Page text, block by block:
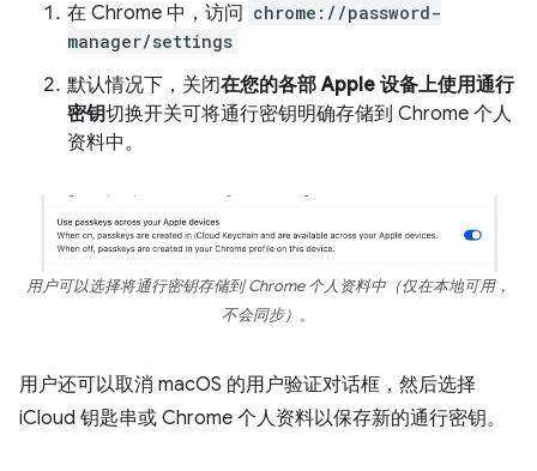
在 Chrome 中，访问 chrome://password-
manager/settings
默认情况下，关闭在您的各部 Apple 设备上使用通行
密钥切换开关可将通行密钥明确存储到 Chrome 个人
资料中。
用户可以选择将通行密钥存储到 Chrome 个人资料中（仅在本地可用，
不会同步）。
用户还可以取消 macOS 的用户验证对话框，然后选择
iCloud 钥匙串或 Chrome 个人资料以保存新的通行密钥。